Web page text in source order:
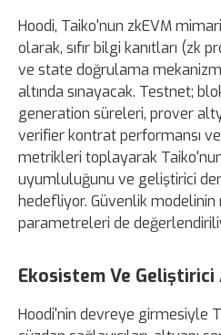
Hoodi, Taiko'nun zkEVM
olarak, sıfır bilgi kanıtları (zk
ve state doğrulama
altında sınayacak. Testnet;
generation süreleri, prover
verifier kontrat performansı
metrikleri toplayarak
uyumluluğunu ve geliştirici
hedefliyor. Güvenlik
parametreleri de
Ekosistem Ve Geliştirici
Hoodi'nin devreye girmesiyle